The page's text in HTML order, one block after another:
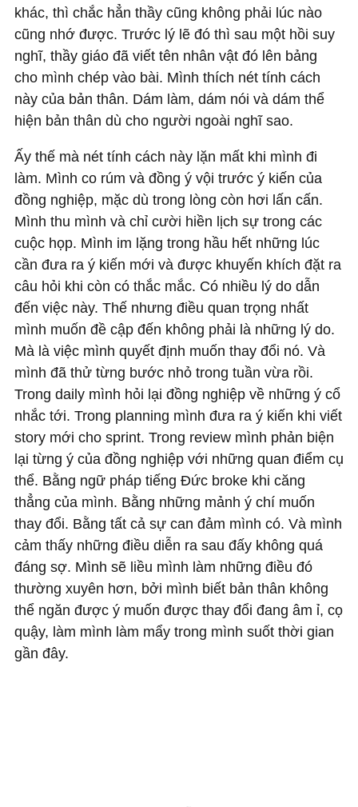
khác, thì chắc hẳn thầy cũng không phải lúc nào
cũng nhớ được. Trước lý lẽ đó thì sau một hồi suy
nghĩ, thầy giáo đã viết tên nhân vật đó lên bảng
cho mình chép vào bài. Mình thích nét tính cách
này của bản thân. Dám làm, dám nói và dám thể
hiện bản thân dù cho người ngoài nghĩ sao.
Ấy thế mà nét tính cách này lặn mất khi mình đi
làm. Mình co rúm và đồng ý vội trước ý kiến của
đồng nghiệp, mặc dù trong lòng còn hơi lấn cấn.
Mình thu mình và chỉ cười hiền lịch sự trong các
cuộc họp. Mình im lặng trong hầu hết những lúc
cần đưa ra ý kiến mới và được khuyến khích đặt ra
câu hỏi khi còn có thắc mắc. Có nhiều lý do dẫn
đến việc này. Thế nhưng điều quan trọng nhất
mình muốn đề cập đến không phải là những lý do.
Mà là việc mình quyết định muốn thay đổi nó. Và
mình đã thử từng bước nhỏ trong tuần vừa rồi.
Trong daily mình hỏi lại đồng nghiệp về những ý cổ
nhắc tới. Trong planning mình đưa ra ý kiến khi viết
story mới cho sprint. Trong review mình phản biện
lại từng ý của đồng nghiệp với những quan điểm cụ
thể. Bằng ngữ pháp tiếng Đức broke khi căng
thẳng của mình. Bằng những mảnh ý chí muốn
thay đổi. Bằng tất cả sự can đảm mình có. Và mình
cảm thấy những điều diễn ra sau đấy không quá
đáng sợ. Mình sẽ liều mình làm những điều đó
thường xuyên hơn, bởi mình biết bản thân không
thể ngăn được ý muốn được thay đổi đang âm ỉ, cọ
quậy, làm mình làm mẩy trong mình suốt thời gian
gần đây.